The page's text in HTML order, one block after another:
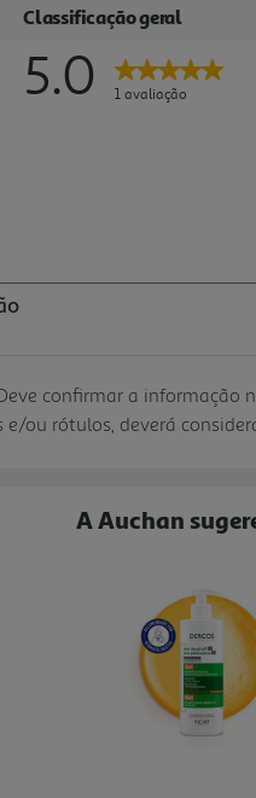
confirmar a informação
ou rótulos, deverá
A Auchan